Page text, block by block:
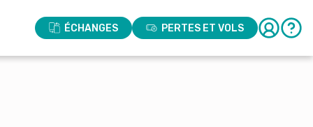
ÉCHANGES PERTES ET VOLS